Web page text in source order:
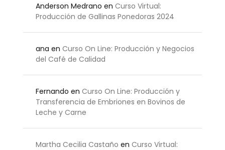
Anderson Medrano en Curso Virtual:
Producción de Gallinas Ponedoras 2024
ana en Curso On Line: Producción y Negocios
del Café de Calidad
Fernando en Curso On Line: Producción y
Transferencia de Embriones en Bovinos de
Leche y Carne
Martha Cecilia Castaño en Curso Virtual: